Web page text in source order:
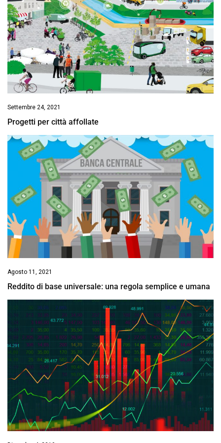
Settembre 24, 2021
Progetti per città affollate
Agosto 11, 2021
Reddito di base universale: una regola semplice e umana